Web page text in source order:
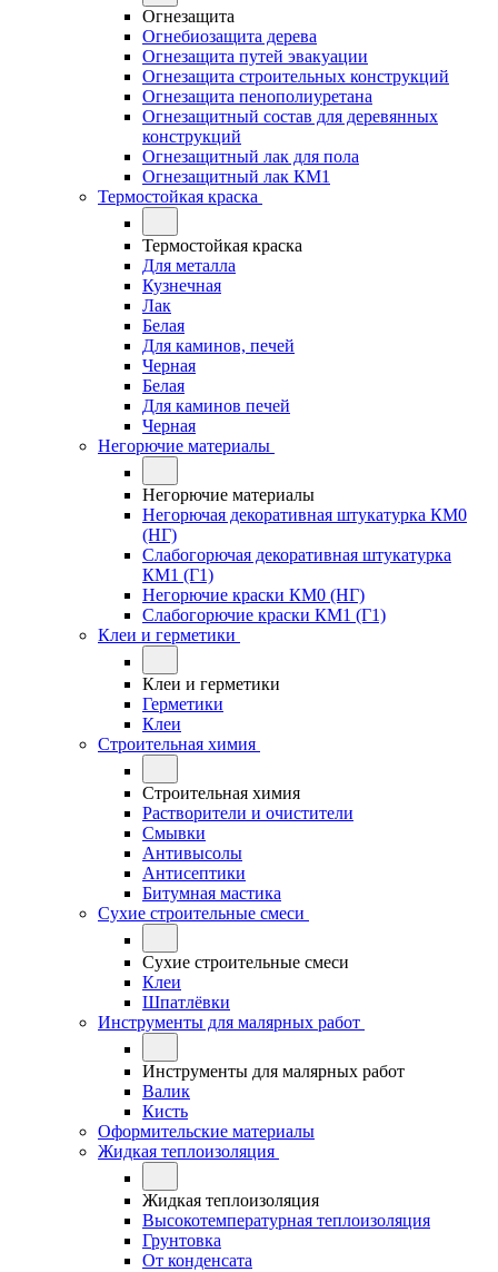
Огнезащита
Огнебиозащита дерева
Огнезащита путей эвакуации
Огнезащита строительных конструкций
Огнезащита пенополиуретана
Огнезащитный состав для деревянных
конструкций
Огнезащитный лак для пола
Огнезащитный лак КМ1
Термостойкая краска
Термостойкая краска
Для металла
Кузнечная
Лак
Белая
Для каминов, печей
Черная
Белая
Для каминов печей
Черная
Негорючие материалы
Негорючие материалы
Негорючая декоративная штукатурка КМ0
(НГ)
Слабогорючая декоративная штукатурка
КМ1 (Г1)
Негорючие краски КМ0 (НГ)
Слабогорючие краски КМ1 (Г1)
Клеи и герметики
Клеи и герметики
Герметики
Клеи
Строительная химия
Строительная химия
Растворители и очистители
Смывки
Антивысолы
Антисептики
Битумная мастика
Сухие строительные смеси
Сухие строительные смеси
Клеи
Шпатлёвки
Инструменты для малярных работ
Инструменты для малярных работ
Валик
Кисть
Оформительские материалы
Жидкая теплоизоляция
Жидкая теплоизоляция
Высокотемпературная теплоизоляция
Грунтовка
От конденсата